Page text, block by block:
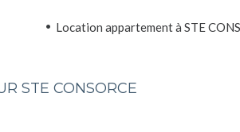
Location appartement à STE
STE CONSORCE